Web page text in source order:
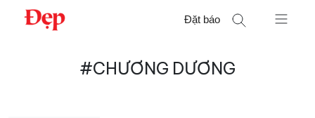
Chuyển
Đặt báo
#CHƯƠNG DƯƠNG